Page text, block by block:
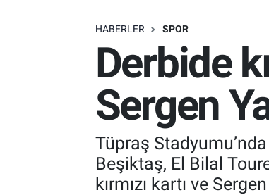
HABERLER SPOR
Derbide
Sergen
Tüpraş
Beşiktaş, El Bilal
kırmızı kartı ve
ÖZEL HABER